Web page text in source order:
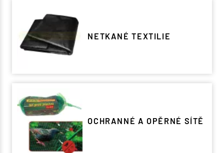
NETKANÉ TEXTILIE
OCHRANNÉ A OPĚRNÉ SÍTĚ